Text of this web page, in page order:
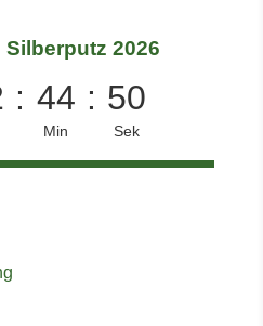
2026
: 44
Min
: 50
Sek